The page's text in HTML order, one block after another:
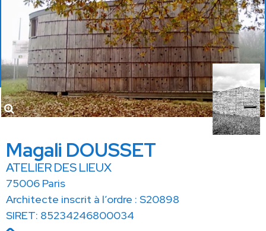
Magali DOUSSET
ATELIER DES LIEUX
75006 Paris
Architecte inscrit à l’ordre : S20898
SIRET: 85234246800034